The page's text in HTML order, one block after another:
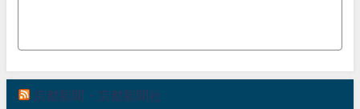
京都新聞・京都新聞社